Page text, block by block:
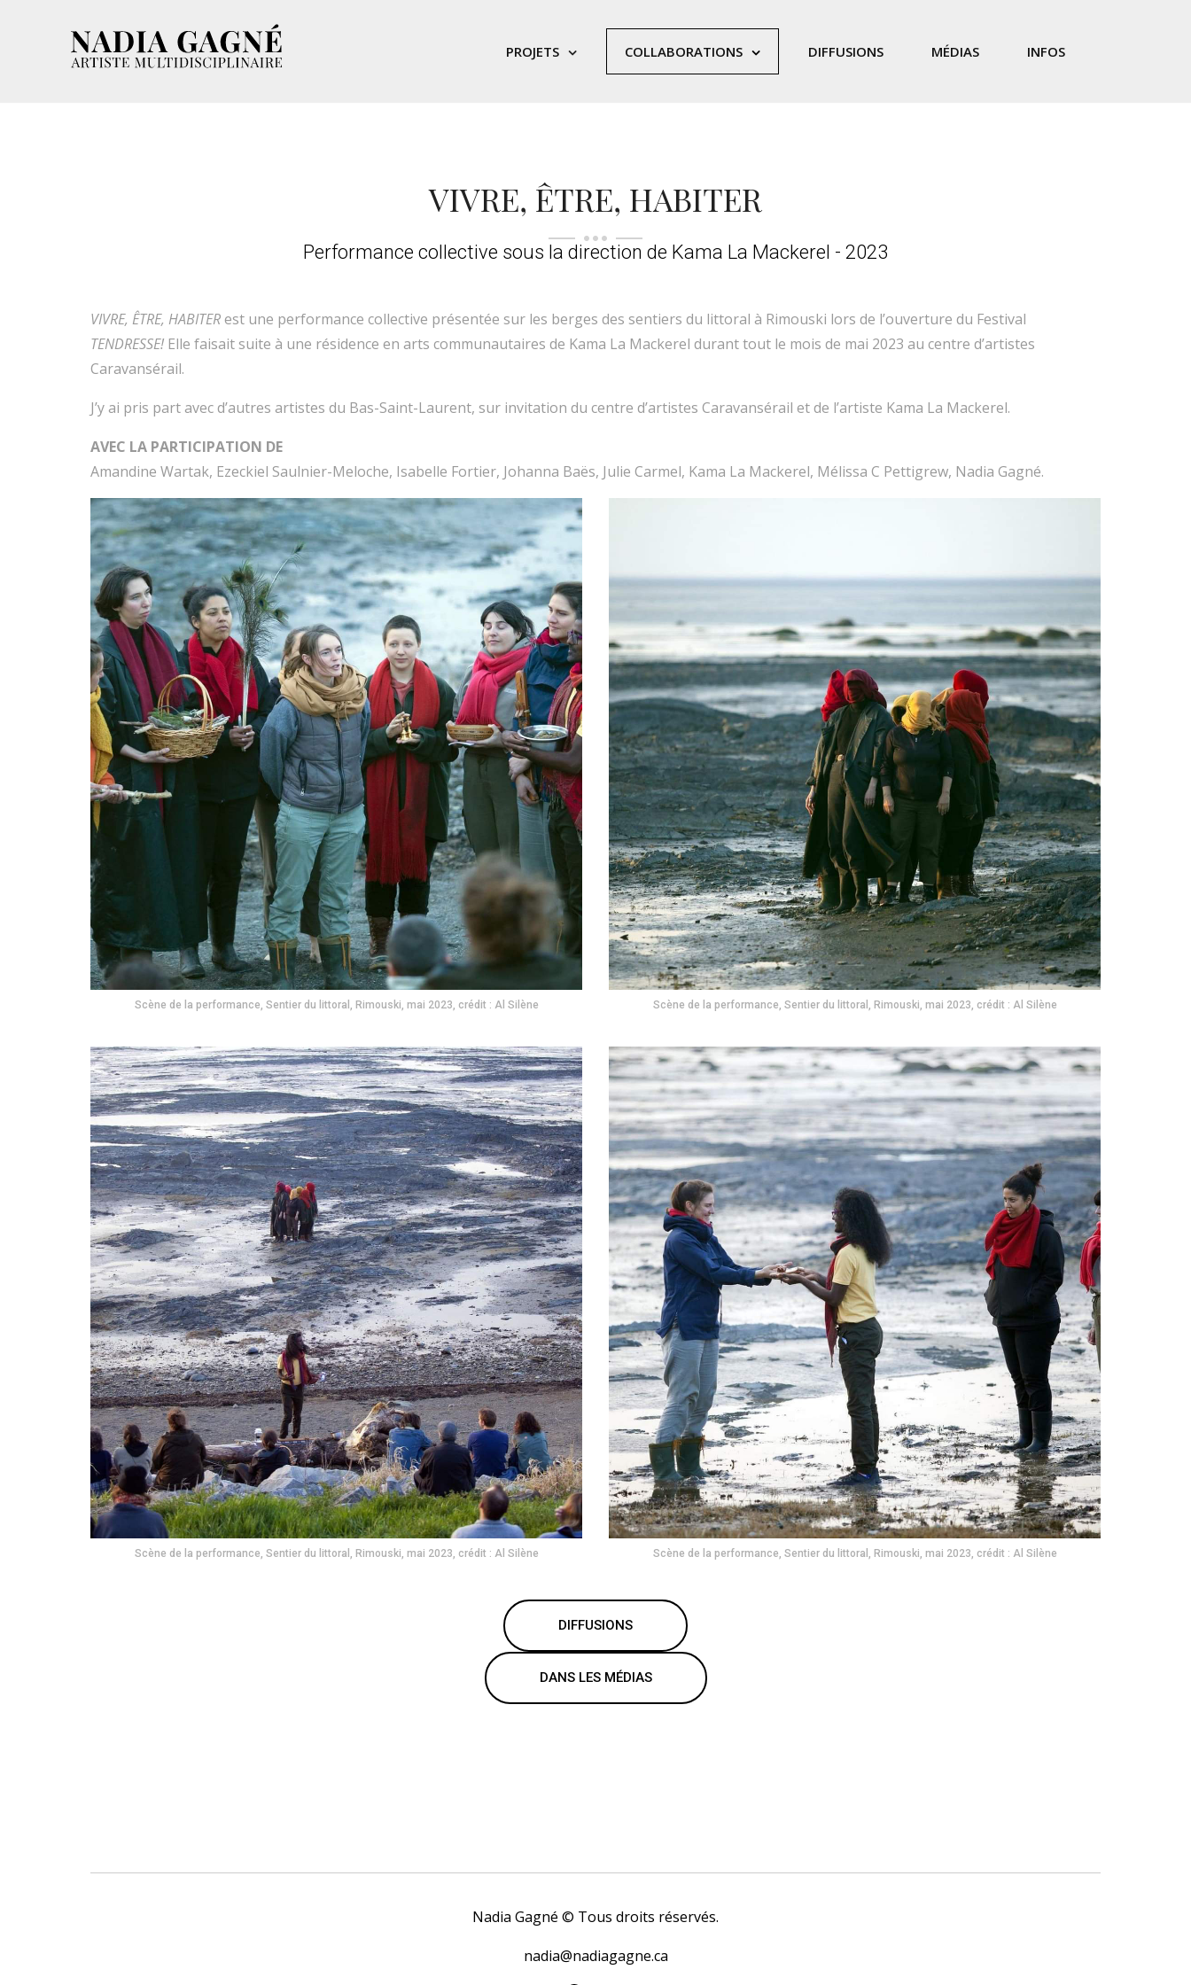
PROJETS COLLABORATIONS DIFFUSIONS MÉDIAS INFOS
VIVRE, ÊTRE, HABITER
Performance collective sous la direction de Kama La Mackerel - 2023
VIVRE, ÊTRE, HABITERest une performance collective présentée sur les berges des sentiers du littoral à Rimouski lors de l’ouverture du Festival
TENDRESSE! Elle faisait suite à une résidence en arts communautaires de Kama La Mackerel durant tout le mois de mai 2023 au centre d’artistes
Caravansérail.
J’y ai pris part avec d’autres artistes du Bas-Saint-Laurent, sur invitation du centre d’artistes Caravansérail et de l’artiste Kama La Mackerel.
AVEC LA PARTICIPATION DE
Amandine Wartak, Ezeckiel Saulnier-Meloche, Isabelle Fortier, Johanna Baës, Julie Carmel, Kama La Mackerel, Mélissa C Pettigrew, Nadia Gagné.
Scène de la performance, Sentier du littoral, Rimouski, mai 2023, crédit : Al Silène Scène de la performance, Sentier du littoral, Rimouski, mai 2023, crédit : Al Silène
Scène de la performance, Sentier du littoral, Rimouski, mai 2023, crédit : Al Silène Scène de la performance, Sentier du littoral, Rimouski, mai 2023, crédit : Al Silène
DIFFUSIONS
DANS LES MÉDIAS
Nadia Gagné © Tous droits réservés.
nadia@nadiagagne.ca